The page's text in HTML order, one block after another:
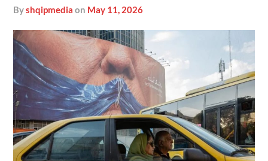
byshqipmedia on May 11, 2026